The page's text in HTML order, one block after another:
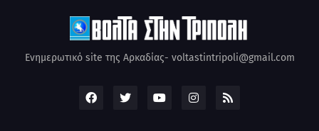
Ενημερωτικό site της Αρκαδίας- voltastintripoli@gmail.com